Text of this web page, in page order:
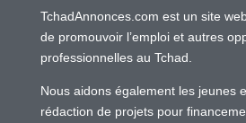
TchadAnnonces.com est un site
de promouvoir l’emploi et autres
professionnelles au Tchad.
Nous aidons également les jeunes
rédaction de projets pour